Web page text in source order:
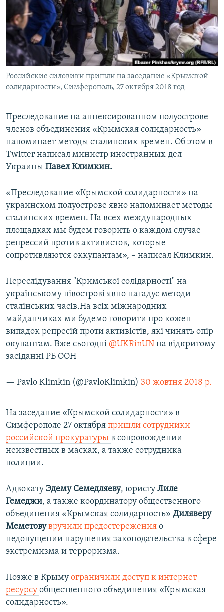
ПОБЕДИТЕЛЕЙ НЕ СУДЯТ?
КРЫМ.НЕПОКОРЕННЫЙ
ELIFBE
УКРАИНСКАЯ ПРОБЛЕМА КРЫМА
ПРИСОЕДИНЯЙТЕСЬ!
Все сайты RFE/RL
Российские силовики пришли на заседание «Крымской
солидарности», Симферополь, 27 октября 2018 год
Преследование на аннексированном полуострове
членов объединения «Крымская солидарность»
напоминает методы сталинских времен. Об этом в
Twitter написал министр иностранных дел
Украины Павел Климкин.
«Преследование «Крымской солидарности» на
украинском полуострове явно напоминает методы
сталинских времен. На всех международных
площадках мы будем говорить о каждом случае
репрессий против активистов, которые
сопротивляются оккупантам», – написал Климкин.
Переслідування "Кримської солідарності" на
українському півострові явно нагадує методи
сталінських часів.На всіх міжнародних
майданчиках ми будемо говорити про кожен
випадок репресій проти активістів, які чинять опір
окупантам. Вже сьогодні @UKRinUN на відкритому
засіданні РБ ООН
— Pavlo Klimkin (@PavloKlimkin) 30 жовтня 2018 р.
На заседание «Крымской солидарности» в
Симферополе 27 октября пришли сотрудники
российской прокуратуры в сопровождении
неизвестных в масках, а также сотрудника
полиции.
Адвокату Эдему Семедляеву, юристу Лиле
Гемеджи, а также координатору общественного
объединения «Крымская солидарность» Диляверу
Меметову вручили предостережения о
недопущении нарушения законодательства в сфере
экстремизма и терроризма.
Позже в Крыму ограничили доступ к интернет
ресурсу общественного объединения «Крымская
солидарность».